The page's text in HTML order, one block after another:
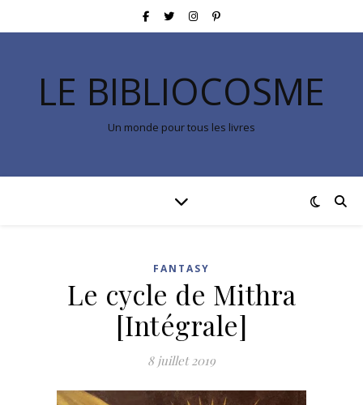
LE BIBLIOCOSME
Un monde pour tous les livres
FANTASY
Le cycle de Mithra
[Intégrale]
8 juillet 2019